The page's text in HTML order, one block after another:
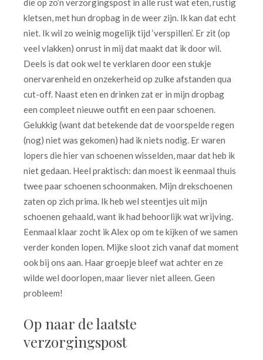
die op zo’n verzorgingspost in alle rust wat eten, rustig
kletsen, met hun dropbag in de weer zijn. Ik kan dat echt
niet. Ik wil zo weinig mogelijk tijd ‘verspillen’. Er zit (op
veel vlakken) onrust in mij dat maakt dat ik door wil.
Deels is dat ook wel te verklaren door een stukje
onervarenheid en onzekerheid op zulke afstanden qua
cut-off. Naast eten en drinken zat er in mijn dropbag
een compleet nieuwe outfit en een paar schoenen.
Gelukkig (want dat betekende dat de voorspelde regen
(nog) niet was gekomen) had ik niets nodig. Er waren
lopers die hier van schoenen wisselden, maar dat heb ik
niet gedaan. Heel praktisch: dan moest ik eenmaal thuis
twee paar schoenen schoonmaken. Mijn drekschoenen
zaten op zich prima. Ik heb wel steentjes uit mijn
schoenen gehaald, want ik had behoorlijk wat wrijving.
Eenmaal klaar zocht ik Alex op om te kijken of we samen
verder konden lopen. Mijke sloot zich vanaf dat moment
ook bij ons aan. Haar groepje bleef wat achter en ze
wilde wel doorlopen, maar liever niet alleen. Geen
probleem!
Op naar de laatste
verzorgingspost